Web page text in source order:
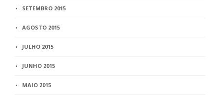
SETEMBRO 2015
AGOSTO 2015
JULHO 2015
JUNHO 2015
MAIO 2015